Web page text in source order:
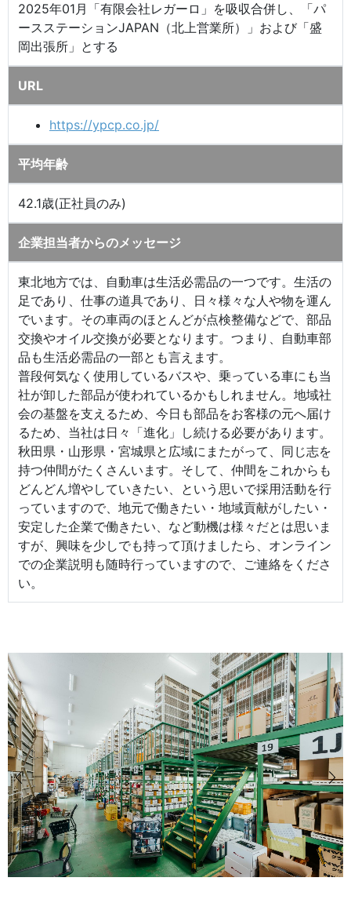
2025年01月「有限会社レガーロ」を吸収合併し、「パ
ースステーションJAPAN（北上営業所）」および「盛
岡出張所」とする
URL
https://ypcp.co.jp/
平均年齢
42.1歳(正社員のみ)
企業担当者からのメッセージ
東北地方では、自動車は生活必需品の一つです。生活の
足であり、仕事の道具であり、日々様々な人や物を運ん
でいます。その車両のほとんどが点検整備などで、部品
交換やオイル交換が必要となります。つまり、自動車部
品も生活必需品の一部とも言えます。
普段何気なく使用しているバスや、乗っている車にも当
社が卸した部品が使われているかもしれません。地域社
会の基盤を支えるため、今日も部品をお客様の元へ届け
るため、当社は日々「進化」し続ける必要があります。
秋田県・山形県・宮城県と広域にまたがって、同じ志を
持つ仲間がたくさんいます。そして、仲間をこれからも
どんどん増やしていきたい、という思いで採用活動を行
っていますので、地元で働きたい・地域貢献がしたい・
安定した企業で働きたい、など動機は様々だとは思いま
すが、興味を少しでも持って頂けましたら、オンライン
での企業説明も随時行っていますので、ご連絡をくださ
い。